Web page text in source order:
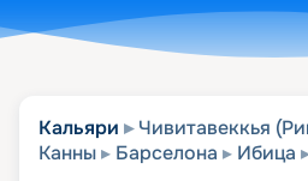
Кальяри Чивитавеккья
Канны
Барселона Ибица